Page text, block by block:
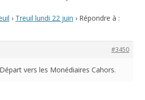
› Treuil lundi 22 juin › Répondre à :
#3450
Départ vers les Monédiaires Cahors.